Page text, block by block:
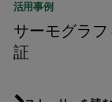
活用事例
サーモグラ
証